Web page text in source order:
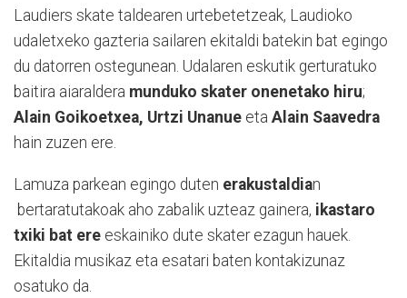
Laudiers skate taldearen urtebetetzeak, Laudioko
udaletxeko gazteria sailaren ekitaldi batekin bat egingo
du datorren ostegunean. Udalaren eskutik gerturatuko
baitira aiaraldera munduko skater onenetako hiru;
Alain Goikoetxea, Urtzi Unanue eta Alain Saavedra
hain zuzen ere.
Lamuza parkean egingo duten erakustaldian
bertaratutakoak aho zabalik uzteaz gainera, ikastaro
txiki bat ere eskainiko dute skater ezagun hauek.
Ekitaldia musikaz eta esatari baten kontakizunaz
osatuko da.